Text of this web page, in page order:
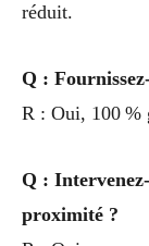
réduit.
Q :
R : Oui, 100 %
Q :
proximité ?